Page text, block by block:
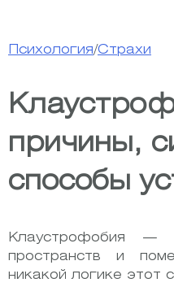
Психология/Страхи
причины,
способы
Клаустрофобия —
пространств и
никакой логике этот